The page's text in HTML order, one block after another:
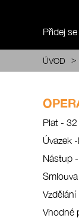
Přidej
ÚVOD >
Plat -
Úvazek
Nástup
Vhodné